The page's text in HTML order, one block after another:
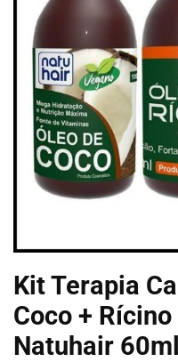
Kit Terapia
Coco +
Natuhair 60ml